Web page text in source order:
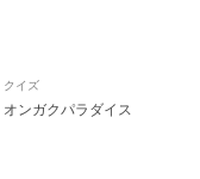
クイズ
オンガクパラダイス